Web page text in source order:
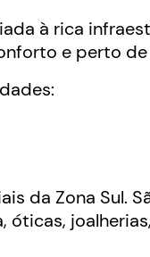
à rica
e perto
da Zona Sul.